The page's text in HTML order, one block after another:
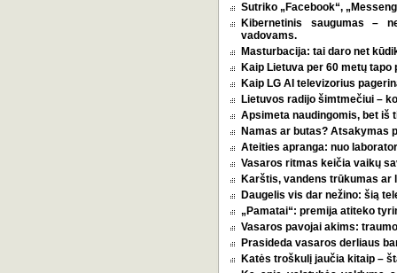
Sutriko „Facebook“,
Kibernetinis saugumas –
vadovams.
Masturbacija: tai daro net
Kaip Lietuva per 60 metų
Kaip LG AI televizorius
Lietuvos radijo šimtmečiui –
Apsimeta naudingomis, bet iš
Namas ar butas? Atsakymas
Ateities apranga: nuo
Vasaros ritmas keičia vaikų
Karštis, vandens trūkumas ar
Daugelis vis dar nežino: šią
„Pamatai“: premija atiteko
Vasaros pavojai akims:
Prasideda vasaros derliaus
Katės troškulį jaučia kitaip –